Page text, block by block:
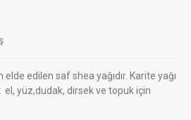
edilen saf shea yağıdır. Karite yağı
yüz,dudak, dirsek ve topuk için